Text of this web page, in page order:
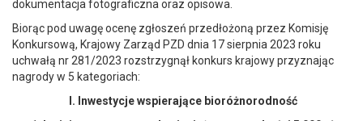
dokumentacja fotograficzna oraz opisowa.
Biorąc pod uwagę ocenę zgłoszeń przedłożoną przez Komisję
Konkursową, Krajowy Zarząd PZD dnia 17 sierpnia 2023 roku
uchwałą nr 281/2023 rozstrzygnął konkurs krajowy przyznając
nagrody w 5 kategoriach:
I. Inwestycje wspierające bioróżnorodność